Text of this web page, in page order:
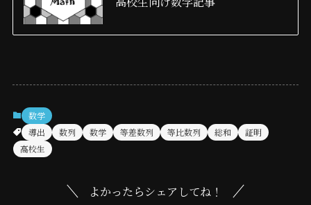
数学
導出
数列 数学 等差数列 等比数列 総和
証明
高校生
よかったらシェアしてね！